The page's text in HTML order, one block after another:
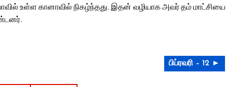
உள்ள கானாவில் நிகழ்ந்தது. இதன் வழியாக அவர் தம் மாட்சியை
பிப்ரவரி – 12 ►